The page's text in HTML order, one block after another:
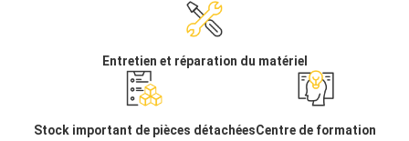
Entretien et réparation du matériel
Stock important de pièces détachéesCentre de formation